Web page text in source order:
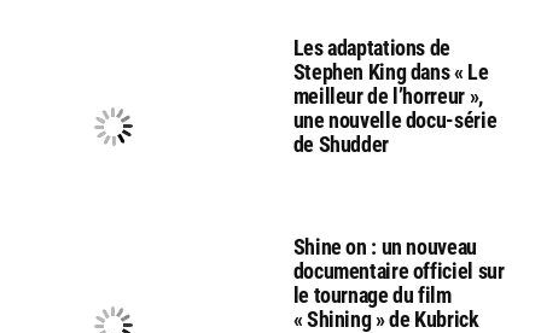
Les adaptations de
Stephen King dans « Le
meilleur de l’horreur »,
une nouvelle docu-série
de Shudder
Shine on : un nouveau
documentaire officiel sur
le tournage du film
« Shining » de Kubrick